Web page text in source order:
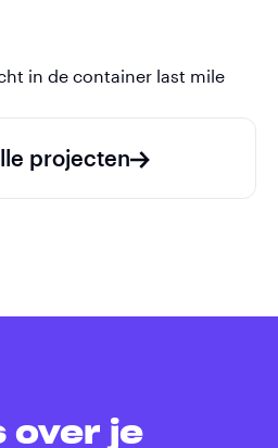
in de container last mile
projecten
over je